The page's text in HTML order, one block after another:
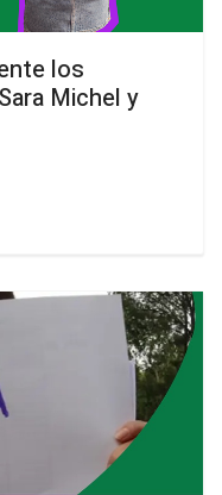
los
Michel y